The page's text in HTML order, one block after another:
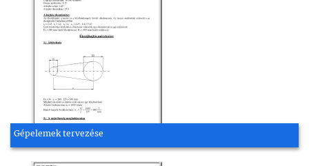
Gépelemek tervezése